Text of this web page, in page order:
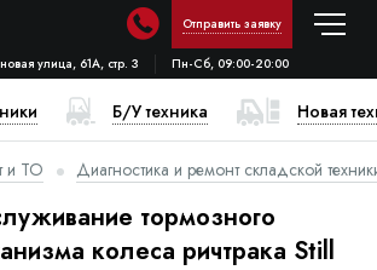
Отправить заявку
улица, 61А, стр. 3 Пн-Сб, 09:00-20:00
Б/У техника Новая
и ТО Диагностика и ремонт складской
тормозного
колеса ричтрака Still